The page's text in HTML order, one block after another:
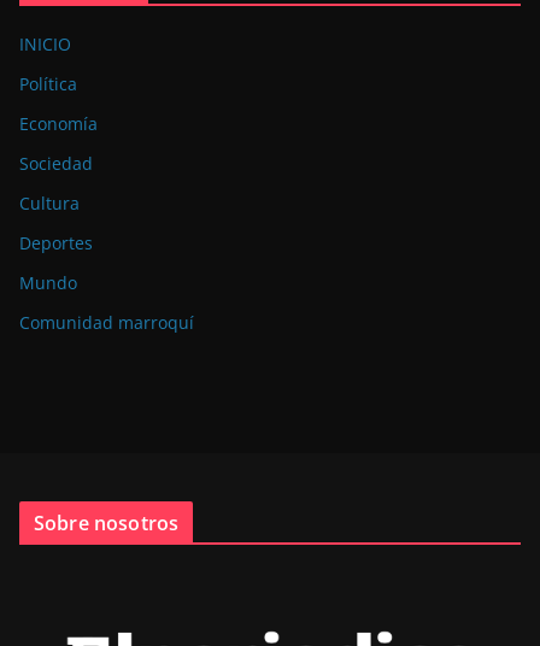
INICIO
Política
Economía
Sociedad
Cultura
Deportes
Mundo
Comunidad marroquí
Sobre nosotros